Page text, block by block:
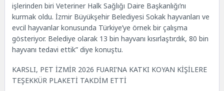
işlerinden biri Veteriner Halk Sağlığı Daire Başkanlığı’nı
kurmak oldu. İzmir Büyükşehir Belediyesi Sokak hayvanları ve
evcil hayvanlar konusunda Türkiye’ye örnek bir çalışma
gösteriyor. Belediye olarak 13 bin hayvanı kısırlaştırdık, 80 bin
hayvanı tedavi ettik” diye konuştu.
KARSLI, PET İZMİR 2026 FUARI’NA KATKI KOYAN KİŞİLERE
TEŞEKKÜR PLAKETİ TAKDİM ETTİ